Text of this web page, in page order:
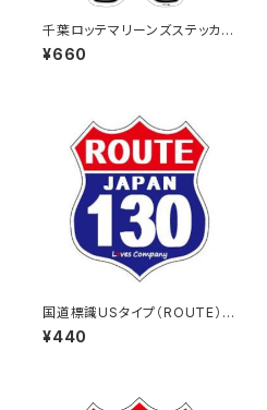
千葉ロッテマリーンズステッカー
13（大）
¥660
国道標識USタイプ（ROUTE）ス
テッカー 130号線
¥440